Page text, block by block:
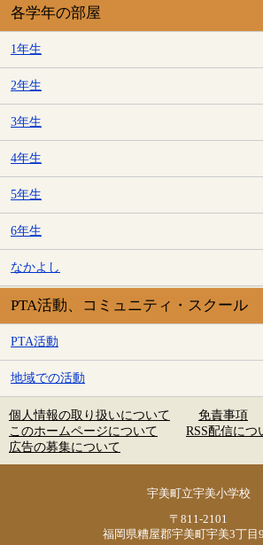
各学年の部屋
1年生
2年生
3年生
4年生
5年生
6年生
なかよし
PTA活動、コミュニティ・スクール
PTA活動
地域での活動
個人情報の取り扱いについて
免責事項
このホームページについて
RSS配信につ
広告の募集について
宇美町立宇美小学校
〒811-2101
福岡県糟屋郡宇美町宇美3丁目